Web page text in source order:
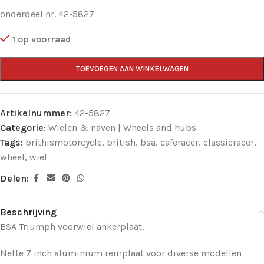
onderdeel nr. 42-5827
1 op voorraad
TOEVOEGEN AAN WINKELWAGEN
Artikelnummer: 42-5827
Categorie: Wielen & naven | Wheels and hubs
Tags: brithismotorcycle, british, bsa, caferacer, classicracer,
wheel, wiel
Delen:
Beschrijving
BSA Triumph voorwiel ankerplaat.
Nette 7 inch aluminium remplaat voor diverse modellen